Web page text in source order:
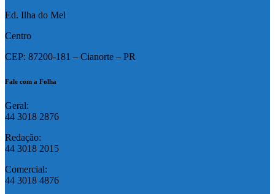
Ed. Ilha do Mel
Centro
CEP: 87200-181 – Cianorte – PR
Fale com a Folha
Geral:
44 3018 2876
Redação:
44 3018 2015
Comercial:
44 3018 4876